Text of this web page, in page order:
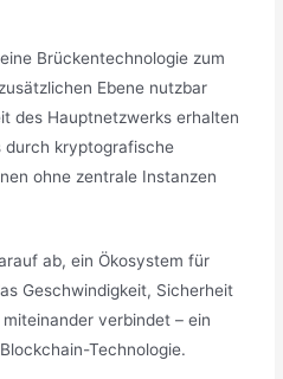
Brückentechnologie zum
Ebene nutzbar
des Hauptnetzwerks erhalten
durch kryptografische
ohne zentrale Instanzen
ab, ein Ökosystem für
Geschwindigkeit, Sicherheit
verbindet – ein
Technologie.